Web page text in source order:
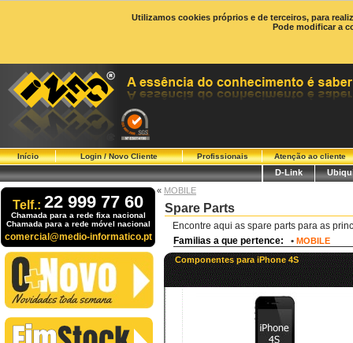
Utilizamos cookies próprios e de terceiros, para
Pode modificar a
Início Login / Novo Cliente Profissionais Atenção ao cliente
D-Link
Telf.: 22 999 77 60
Chamada para a rede fixa nacional
Chamada para a rede móvel nacional
comercial@medio-informatico.pt
« MOBILE
Spare Parts
Encontre aqui as spare parts para as
Familias a que pertence: • MOBILE
Componentes para iPhone 4S